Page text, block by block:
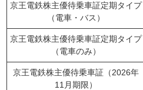
京王電鉄株主優待乗車証定期タイプ
（電車・バス）
京王電鉄株主優待乗車証定期タイプ
（電車のみ）
京王電鉄株主優待乗車証（2026年
11月期限）